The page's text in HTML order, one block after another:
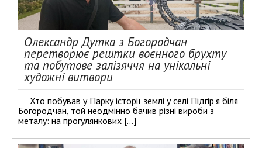
Олександр Дутка з Богородчан
перетворює рештки воєнного брухту
та побутове залізяччя на унікальні
художні витвори
Хто побував у Парку історії землі у селі Підгір’я біля
Богородчан, той неодмінно бачив різні вироби з
металу: на прогулянкових […]